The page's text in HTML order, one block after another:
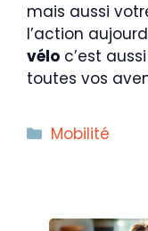
mais aussi
l’action
vélo c’est
toutes vos
Catégories
Mobilité